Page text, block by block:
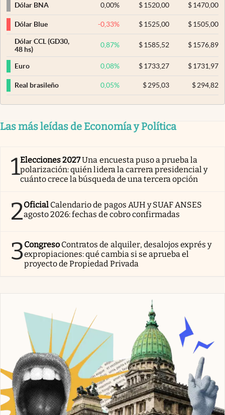
Dólar BNA
0,00% $ 1520,00 $1470,00
Dólar Blue -0,33% $ 1525,00 $1505,00
Dólar CCL (GD30,
48 hs)
0,87% $ 1585,52 $1576,89
Euro 0,08% $ 1733,27 $1731,97
Real brasileño 0,05% $ 295,03 $294,82
Las más leídas de Economía y Política
1Elecciones 2027Una encuesta puso a prueba la
polarización: quién lidera la carrera presidencial y
cuánto crece la búsqueda de una tercera opción
2Oficial Calendario de pagos AUH y SUAF ANSES
agosto 2026: fechas de cobro confirmadas
3Congreso Contratos de alquiler, desalojos exprés y
expropiaciones: qué cambia si se aprueba el
proyecto de Propiedad Privada